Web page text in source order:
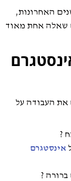
האחרונות,
שאלה אחת מאוד
את העבודה על
?
אינסטגרם
?